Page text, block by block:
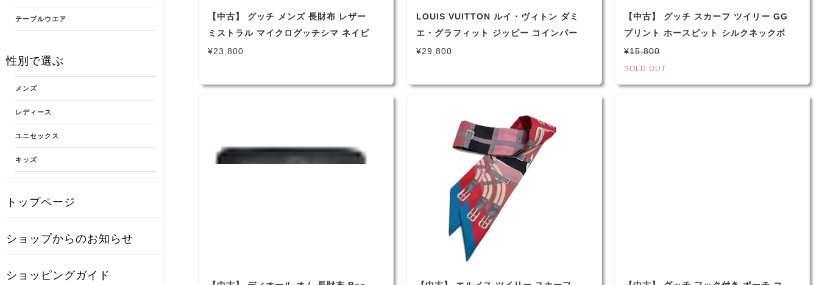
テーブルウエア
性別で選ぶ
メンズ
レディース
ユニセックス
キッズ
トップページ
ショップからのお知らせ
ショッピングガイド
【中古】 グッチ メンズ 長財布 レザー
ミストラル マイクログッチシマ ネイビ
ー シルバー 307993
¥23,800
LOUIS VUITTON ルイ・ヴィトン ダミ
エ・グラフィット ジッピー コインパー
ス N63076 コインケース 2018年製
¥29,800
【中古】 グッチ スカーフ ツイリー GG
プリント ホースビット シルクネックボ
ウ ベージュ 663719 メンズ レディース
¥15,800
SOLD OUT